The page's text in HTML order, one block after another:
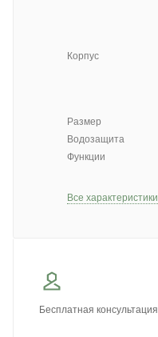
Корпус
Размер
Водозащита
Функции
Все характеристики
Бесплатная консультация